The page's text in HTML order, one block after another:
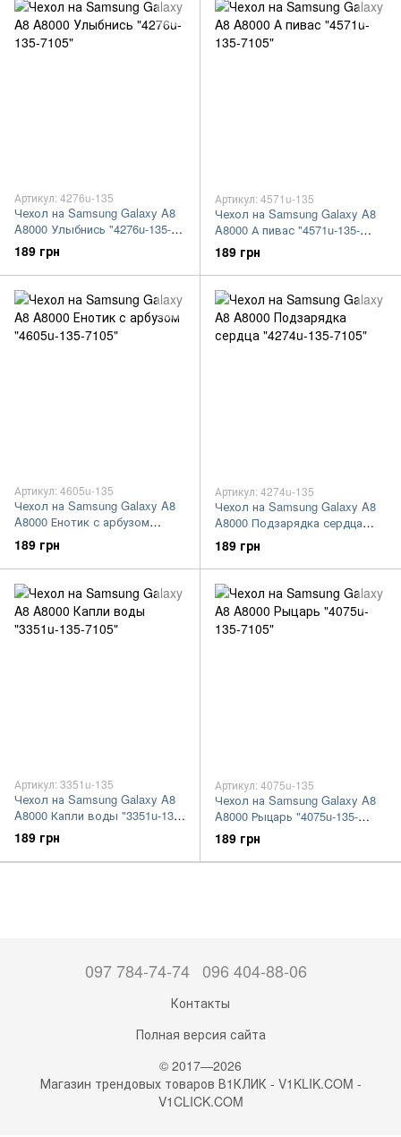
Артикул: 4276u-135
Чехол на Samsung Galaxy A8
A8000 Улыбнись "4276u-135-
7105"
189 грн
Артикул: 4571u-135
Чехол на Samsung Galaxy A8
A8000 А пивас "4571u-135-
7105"
189 грн
Артикул: 4605u-135
Чехол на Samsung Galaxy A8
A8000 Енотик с арбузом
"4605u-135-7105"
189 грн
Артикул: 4274u-135
Чехол на Samsung Galaxy A8
A8000 Подзарядка сердца
"4274u-135-7105"
189 грн
Артикул: 3351u-135
Чехол на Samsung Galaxy A8
A8000 Капли воды "3351u-135-
7105"
189 грн
Артикул: 4075u-135
Чехол на Samsung Galaxy A8
A8000 Рыцарь "4075u-135-
7105"
189 грн
097 784-74-74 096 404-88-06
Контакты
Полная версия сайта
© 2017—2026
Магазин трендовых товаров В1КЛИК - V1KLIK.COM -
V1CLICK.COM